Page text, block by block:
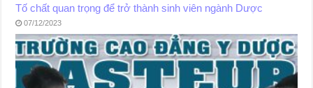
Tố chất quan trọng để trở thành sinh viên ngành Dược
07/12/2023